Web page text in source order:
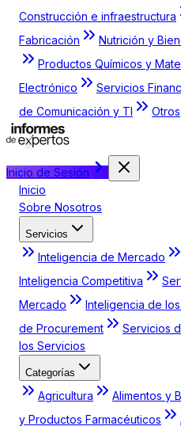
Construcción e infraestructura
Fabricación
Nutrición y
Productos Químicos y
Electrónico
Servicios
de Comunicación y TI
Otros
Inicio de Sesión
Inicio
Sobre Nosotros
Servicios
Inteligencia de Mercado
Inteligencia Competitiva
Mercado
Inteligencia de
de Procurement
Servicios
los Servicios
Categorías
Agricultura Alimentos y
y Productos Farmacéuticos